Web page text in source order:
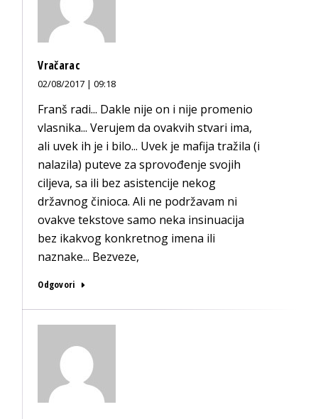
Vračarac
02/08/2017 | 09:18
Franš radi... Dakle nije on i nije promenio
vlasnika... Verujem da ovakvih stvari ima,
ali uvek ih je i bilo... Uvek je mafija tražila (i
nalazila) puteve za sprovođenje svojih
ciljeva, sa ili bez asistencije nekog
državnog činioca. Ali ne podržavam ni
ovakve tekstove samo neka insinuacija
bez ikakvog konkretnog imena ili
naznake... Bezveze,
Odgovori